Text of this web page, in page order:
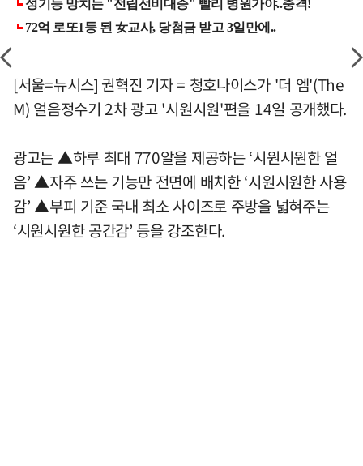
[서울=뉴시스] 권혁진 기자 = 청호나이스가 '더 엠'(The
M) 얼음정수기 2차 광고 '시원시원'편을 14일 공개했다.
광고는 ▲하루 최대 770알을 제공하는 ‘시원시원한 얼
음’ ▲자주 쓰는 기능만 전면에 배치한 ‘시원시원한 사용
감’ ▲부피 기준 국내 최소 사이즈로 주방을 넓혀주는
‘시원시원한 공간감’ 등을 강조한다.